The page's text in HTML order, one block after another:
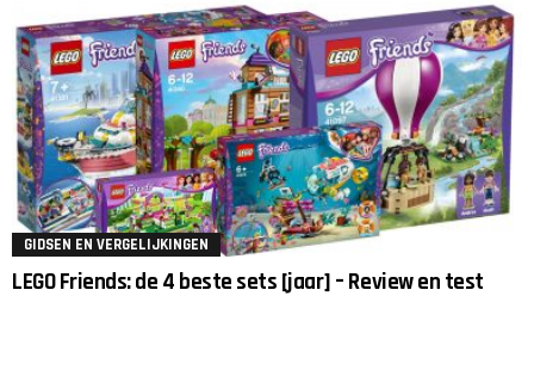
GIDSEN EN VERGELIJKINGEN
LEGO Friends: de 4 beste sets [jaar] – Review en test